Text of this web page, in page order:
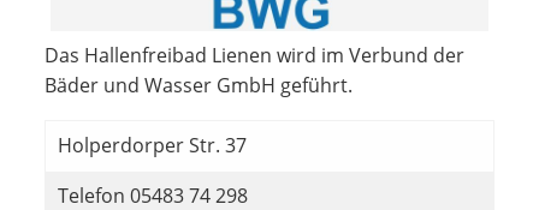
Das Hallenfreibad Lienen wird im Verbund der
Bäder und Wasser GmbH geführt.
Holperdorper Str. 37
Telefon 05483 74 298